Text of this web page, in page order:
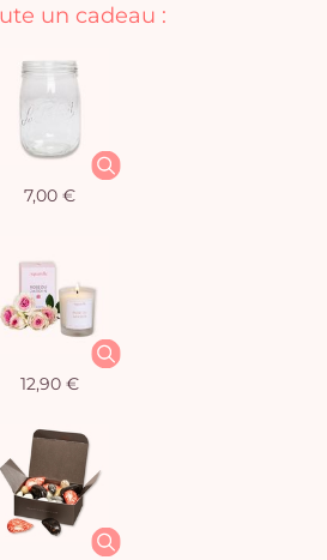
un cadeau :
7,00 €
12,90 €